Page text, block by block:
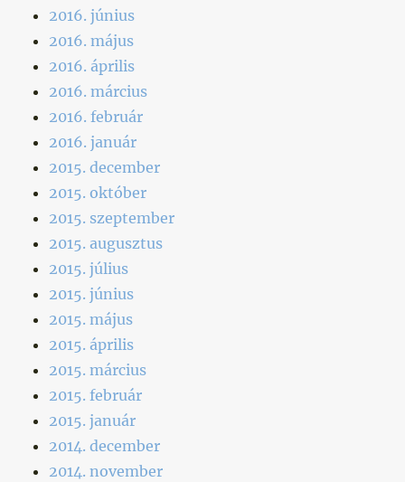
2016. június
2016. május
2016. április
2016. március
2016. február
2016. január
2015. december
2015. október
2015. szeptember
2015. augusztus
2015. július
2015. június
2015. május
2015. április
2015. március
2015. február
2015. január
2014. december
2014. november